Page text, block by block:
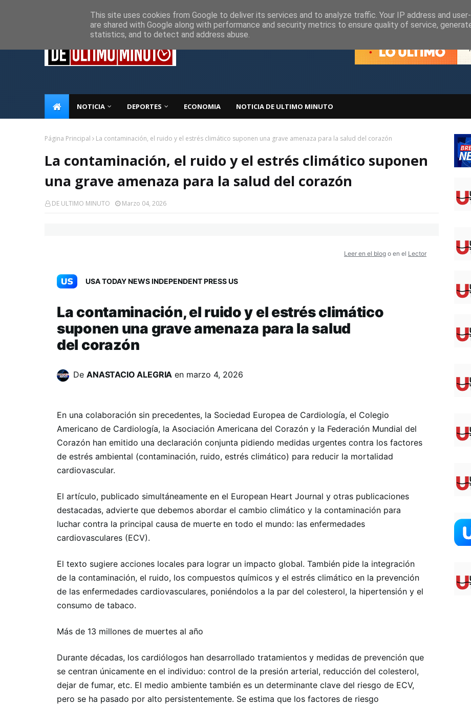
NOTICIA DEPORTES ECONOMIA NOTICIA DE ULTIMO MINUTO
Página Principal La contaminación, el ruido y el estrés climático suponen una grave amenaza para la salud del corazón
La contaminación, el ruido y el estrés climático suponen
una grave amenaza para la salud del corazón
DE ULTIMO MINUTO Marzo 04, 2026
Leer en el blog o en el Lector
USA TODAY NEWS INDEPENDENT PRESS US
La contaminación, el ruido y el estrés climático
suponen una grave amenaza para la salud
del corazón
De ANASTACIO ALEGRIA en marzo 4, 2026
En una colaboración sin precedentes, la Sociedad Europea de Cardiología, el Colegio
Americano de Cardiología, la Asociación Americana del Corazón y la Federación Mundial del
Corazón han emitido una declaración conjunta pidiendo medidas urgentes contra los factores
de estrés ambiental (contaminación, ruido, estrés climático) para reducir la mortalidad
cardiovascular.
El artículo, publicado simultáneamente en el European Heart Journal y otras publicaciones
destacadas, advierte que debemos abordar el cambio climático y la contaminación para
luchar contra la principal causa de muerte en todo el mundo: las enfermedades
cardiovasculares (ECV).
El texto sugiere acciones locales para lograr un impacto global. También pide la integración
de la contaminación, el ruido, los compuestos químicos y el estrés climático en la prevención
de las enfermedades cardiovasculares, poniéndolos a la par del colesterol, la hipertensión y el
consumo de tabaco.
Más de 13 millones de muertes al año
Durante décadas, los cardiólogos han desarrollado tratamientos y medidas de prevención que
se centran únicamente en el individuo: control de la presión arterial, reducción del colesterol,
dejar de fumar, etc. El medio ambiente también es un determinante clave del riesgo de ECV,
pero se ha pasado por alto persistentemente. Se estima que los factores de riesgo
This site uses cookies from Google to deliver its services and to analyze traffic. Your IP address and
are shared with Google along with performance and security metrics to ensure quality of service,
statistics, and to detect and address abuse.